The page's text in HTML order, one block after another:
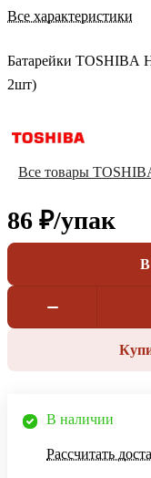
Все характеристики
Батарейки TOSHIBA
2шт)
Все товары
86 ₽/упак
В
В наличии
Рассчитать